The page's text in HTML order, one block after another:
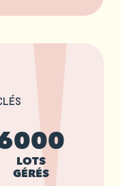
LOTS
GÉRÉS